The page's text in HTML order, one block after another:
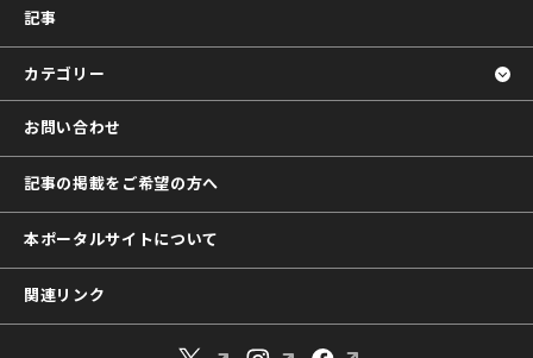
記事
カテゴリー
お問い合わせ
記事の掲載をご希望の方へ
本ポータルサイトについて
関連リンク